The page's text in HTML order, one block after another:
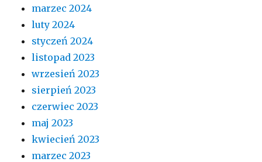
marzec 2024
luty 2024
styczeń 2024
listopad 2023
wrzesień 2023
sierpień 2023
czerwiec 2023
maj 2023
kwiecień 2023
marzec 2023